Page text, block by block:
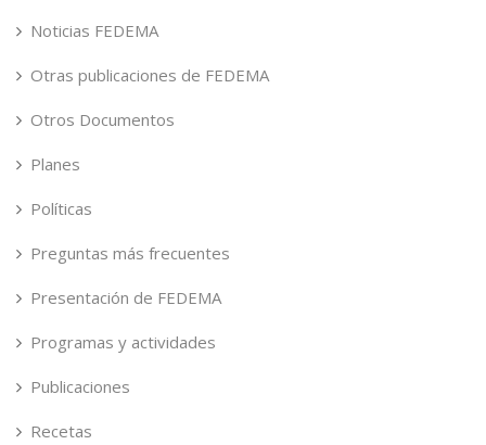
Noticias FEDEMA
Otras publicaciones de FEDEMA
Otros Documentos
Planes
Políticas
Preguntas más frecuentes
Presentación de FEDEMA
Programas y actividades
Publicaciones
Recetas